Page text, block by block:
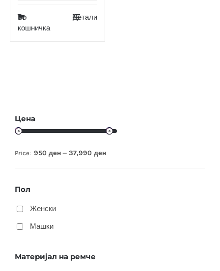
Во
кошничка
Детали
Цена
Price: 950 ден — 37,990 ден
Пол
Женски
Машки
Материјал на ремче